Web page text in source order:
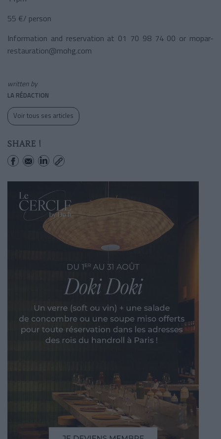
55 €/ person
Information and reservation at 01 70 98 74 00 or mopar-
restauration@mohg.com
written by
LA RÉDACTION
Voir tous ses articles
SHARE !